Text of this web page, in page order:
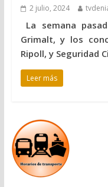
2 julio, 2024
La semana
Grimalt, y los
Ripoll, y Seguridad
Leer más